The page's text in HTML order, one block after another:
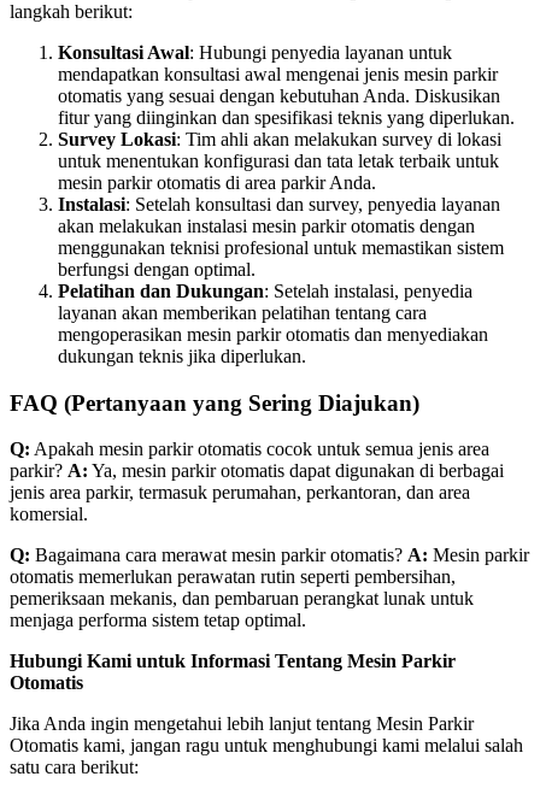
langkah berikut:
Konsultasi Awal: Hubungi penyedia layanan untuk
mendapatkan konsultasi awal mengenai jenis mesin parkir
otomatis yang sesuai dengan kebutuhan Anda. Diskusikan
fitur yang diinginkan dan spesifikasi teknis yang diperlukan.
Survey Lokasi: Tim ahli akan melakukan survey di lokasi
untuk menentukan konfigurasi dan tata letak terbaik untuk
mesin parkir otomatis di area parkir Anda.
Instalasi: Setelah konsultasi dan survey, penyedia layanan
akan melakukan instalasi mesin parkir otomatis dengan
menggunakan teknisi profesional untuk memastikan sistem
berfungsi dengan optimal.
Pelatihan dan Dukungan: Setelah instalasi, penyedia
layanan akan memberikan pelatihan tentang cara
mengoperasikan mesin parkir otomatis dan menyediakan
dukungan teknis jika diperlukan.
FAQ (Pertanyaan yang Sering Diajukan)
Q: Apakah mesin parkir otomatis cocok untuk semua jenis area
parkir? A: Ya, mesin parkir otomatis dapat digunakan di berbagai
jenis area parkir, termasuk perumahan, perkantoran, dan area
komersial.
Q: Bagaimana cara merawat mesin parkir otomatis? A: Mesin parkir
otomatis memerlukan perawatan rutin seperti pembersihan,
pemeriksaan mekanis, dan pembaruan perangkat lunak untuk
menjaga performa sistem tetap optimal.
Hubungi Kami untuk Informasi Tentang Mesin Parkir
Otomatis
Jika Anda ingin mengetahui lebih lanjut tentang Mesin Parkir
Otomatis kami, jangan ragu untuk menghubungi kami melalui salah
satu cara berikut: